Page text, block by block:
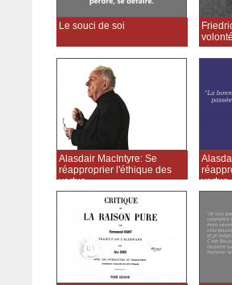
Le souci de soi
Alasdair MacIntyre: Se
réapproprier l'éthique des
vertus
vertus